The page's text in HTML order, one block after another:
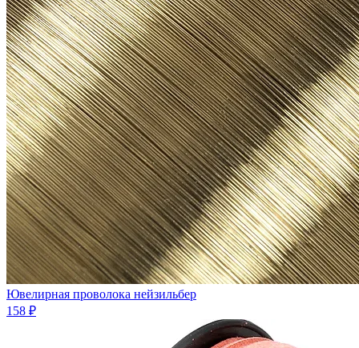
Ювелиpная проволока нейзильбеp
158 ₽